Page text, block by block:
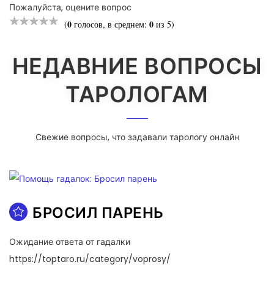
Пожалуйста, оцените вопрос
(0 голосов, в среднем: 0 из 5)
НЕДАВНИЕ ВОПРОСЫ
ТАРОЛОГАМ
Свежие вопросы, что задавали тарологу онлайн
БРОСИЛ ПАРЕНЬ
Ожидание ответа от гадалки
https://toptaro.ru/category/voprosy/